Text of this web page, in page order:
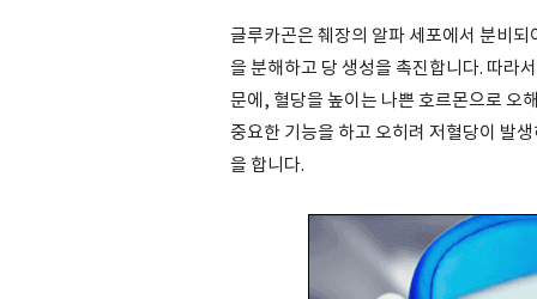
글루카곤은 췌장의 알파 세포에서 분비
을 분해하고 당 생성을 촉진합니다. 따라
문에, 혈당을 높이는 나쁜 호르몬으로 오
중요한 기능을 하고 오히려 저혈당이 발
을 합니다.